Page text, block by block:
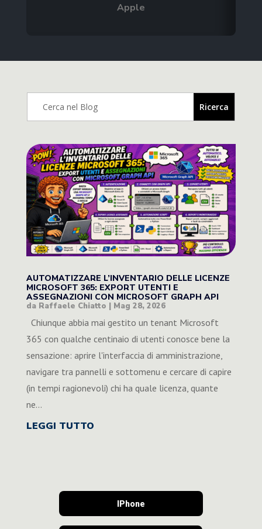
Apple
AUTOMATIZZARE L’INVENTARIO DELLE LICENZE
MICROSOFT 365: EXPORT UTENTI E
ASSEGNAZIONI CON MICROSOFT GRAPH API
da Raffaele Chiatto | Mag 28, 2026
Chiunque abbia mai gestito un tenant Microsoft
365 con qualche centinaio di utenti conosce bene la
sensazione: aprire l'interfaccia di amministrazione,
navigare tra pannelli e sottomenu e cercare di capire
(in tempi ragionevoli) chi ha quale licenza, quante
ne...
LEGGI TUTTO
IPhone